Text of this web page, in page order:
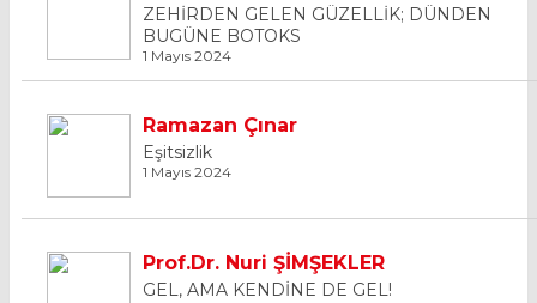
ZEHİRDEN GELEN GÜZELLİK; DÜNDEN
BUGÜNE BOTOKS
1 Mayıs 2024
Ramazan Çınar
Eşitsizlik
1 Mayıs 2024
Prof.Dr. Nuri ŞİMŞEKLER
GEL, AMA KENDİNE DE GEL!